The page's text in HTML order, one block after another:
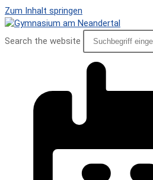
Zum Inhalt springen
Search the website